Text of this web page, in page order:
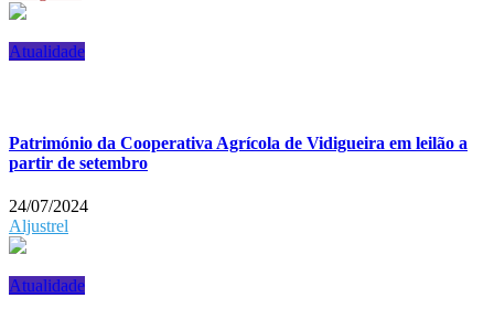
Atualidade
Património da Cooperativa Agrícola de Vidigueira em leilão a
partir de setembro
24/07/2024
Aljustrel
Atualidade